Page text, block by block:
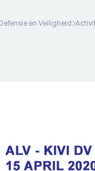
en Veiligheid